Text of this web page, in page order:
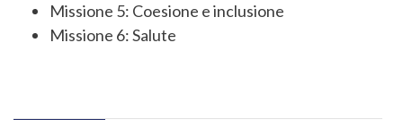
Missione 5: Coesione e inclusione
Missione 6: Salute